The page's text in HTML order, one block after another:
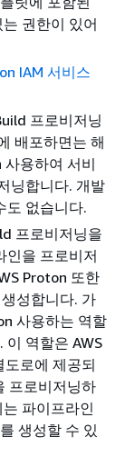
권한이 있어
IAM 서비스
프로비저닝
배포하면는 해
사용하여 서비
닝합니다. 개발
도 없습니다.
프로비저닝을
인을 프로비저
Proton 또한
성합니다. 가
사용하는 역할
이 역할은 AWS
도로에 제공되
프로비저닝하
파이프라인
생성할 수 있